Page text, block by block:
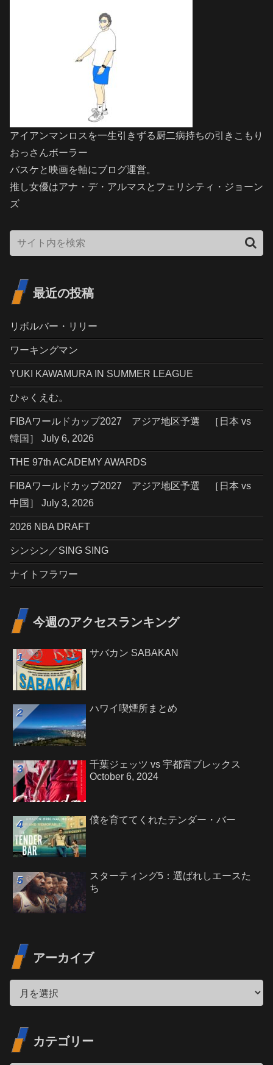
アイアンマンロスを一生引きずる厨二病持ちの引きこもり
おっさんボーラー
バスケと映画を軸にブログ運営。
推し女優はアナ・デ・アルマスとフェリシティ・ジョーン
ズ
最近の投稿
リボルバー・リリー
ワーキングマン
YUKI KAWAMURA IN SUMMER LEAGUE
ひゃくえむ。
FIBAワールドカップ2027 アジア地区予選 ［日本 vs
韓国］ July 6, 2026
THE 97th ACADEMY AWARDS
FIBAワールドカップ2027 アジア地区予選 ［日本 vs
中国］ July 3, 2026
2026 NBA DRAFT
シンシン／SING SING
ナイトフラワー
今週のアクセスランキング
サバカン SABAKAN
ハワイ喫煙所まとめ
千葉ジェッツ vs 宇都宮ブレックス
October 6, 2024
僕を育ててくれたテンダー・バー
スターティング5：選ばれしエースた
ち
アーカイブ
カテゴリー